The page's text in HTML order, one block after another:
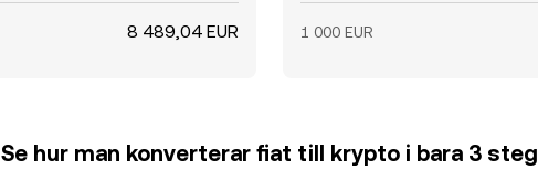
8 489,04 EUR 1 000 EUR
Se hur man konverterar fiat till krypto i bara 3 steg